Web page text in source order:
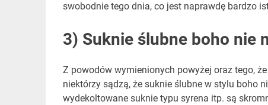
swobodnie tego dnia, co jest naprawdę bardzo
3) Suknie ślubne boho nie
Z powodów wymienionych powyżej oraz tego,
niektórzy sądzą, że suknie ślubne w stylu boho
wydekoltowane suknie typu syrena itp. są